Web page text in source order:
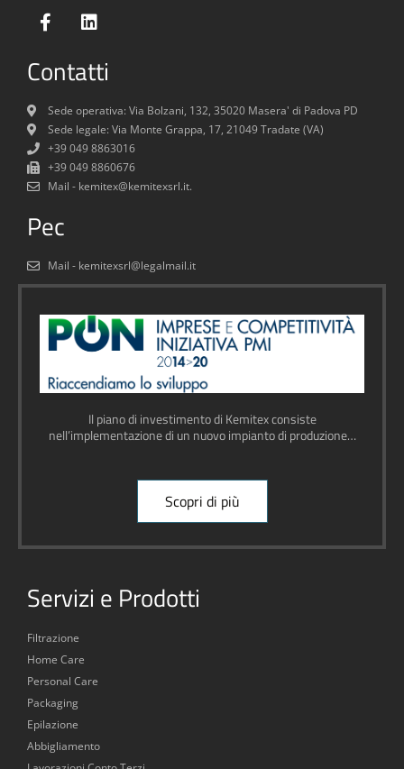
Contatti
Sede operativa: Via Bolzani, 132, 35020 Masera' di Padova PD
Sede legale: Via Monte Grappa, 17, 21049 Tradate (VA)
+39 049 8863016
+39 049 8860676
Mail - kemitex@kemitexsrl.it.
Pec
Mail - kemitexsrl@legalmail.it
Il piano di investimento di Kemitex consiste
nell’implementazione di un nuovo impianto di produzione…
Scopri di più
Servizi e Prodotti
Filtrazione
Home Care
Personal Care
Packaging
Epilazione
Abbigliamento